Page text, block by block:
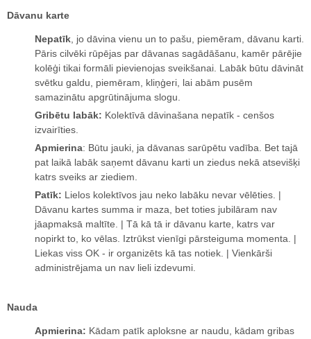
Dāvanu karte
Nepatīk , jo dāvina vienu un to pašu, piemēram, dāvanu karti.
Pāris cilvēki rūpējas par dāvanas sagādāšanu, kamēr pārējie
kolēģi tikai formāli pievienojas sveikšanai. Labāk būtu dāvināt
svētku galdu, piemēram, kliņģeri, lai abām pusēm
samazinātu apgrūtinājuma slogu.
Gribētu labāk: Kolektīvā dāvinašana nepatīk - cenšos
izvairīties.
Apmierina: Būtu jauki, ja dāvanas sarūpētu vadība. Bet tajā
pat laikā labāk saņemt dāvanu karti un ziedus nekā atsevišķi
katrs sveiks ar ziediem.
Patīk: Lielos kolektīvos jau neko labāku nevar vēlēties. |
Dāvanu kartes summa ir maza, bet toties jubilāram nav
jāapmaksā maltīte. | Tā kā tā ir dāvanu karte, katrs var
nopirkt to, ko vēlas. Iztrūkst vienīgi pārsteiguma momenta. |
Liekas viss OK - ir organizēts kā tas notiek. | Vienkārši
administrējama un nav lieli izdevumi.
Nauda
Apmierina: Kādam patīk aploksne ar naudu, kādam gribas